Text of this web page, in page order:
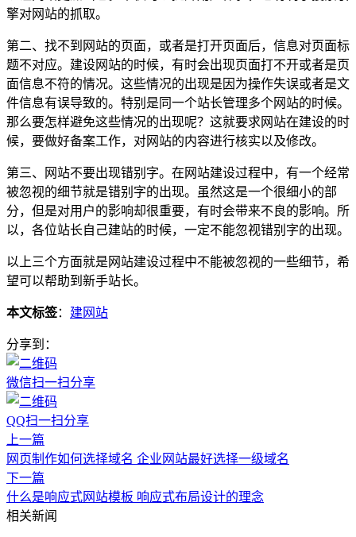
擎对网站的抓取。
第二、找不到网站的页面，或者是打开页面后，信息对页面标
题不对应。建设网站的时候，有时会出现页面打不开或者是页
面信息不符的情况。这些情况的出现是因为操作失误或者是文
件信息有误导致的。特别是同一个站长管理多个网站的时候。
那么要怎样避免这些情况的出现呢？这就要求网站在建设的时
候，要做好备案工作，对网站的内容进行核实以及修改。
第三、网站不要出现错别字。在网站建设过程中，有一个经常
被忽视的细节就是错别字的出现。虽然这是一个很细小的部
分，但是对用户的影响却很重要，有时会带来不良的影响。所
以，各位站长自己建站的时候，一定不能忽视错别字的出现。
以上三个方面就是网站建设过程中不能被忽视的一些细节，希
望可以帮助到新手站长。
本文标签： 建网站
分享到：
微信扫一扫分享
QQ扫一扫分享
上一篇
网页制作如何选择域名 企业网站最好选择一级域名
下一篇
什么是响应式网站模板 响应式布局设计的理念
相关新闻